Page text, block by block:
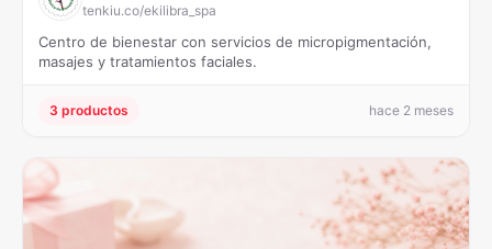
tenkiu.co/ekilibra_spa
Centro de bienestar con servicios de micropigmentación,
masajes y tratamientos faciales.
3 productos hace 2 meses